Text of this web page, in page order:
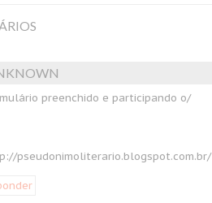
preenchido e participando o/
pseudonimoliterario.blogspot.com.br/